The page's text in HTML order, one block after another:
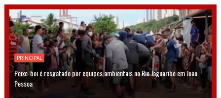
PRINCIPAL
Peixe-boi é resgatado por equipes ambientais no Rio Jaguaribe em João
Pessoa